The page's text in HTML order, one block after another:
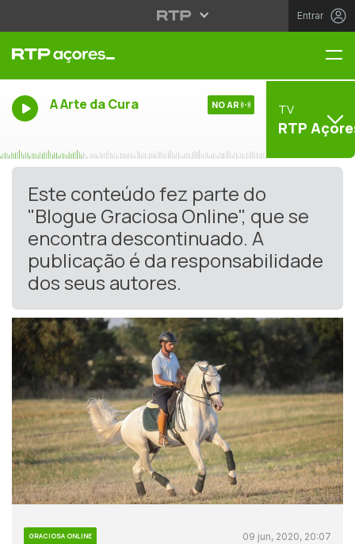
Entrar
A Arte da Cura NO AR TV
RTP
Este conteúdo fez parte do
"Blogue Graciosa Online", que se
encontra descontinuado. A
publicação é da responsabilidade
dos seus autores.
GRACIOSA ONLINE 09 jun, 2020, 20:07